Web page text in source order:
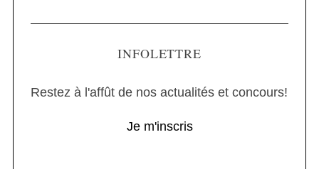
INFOLETTRE
Restez à l'affût de nos actualités et concours!
Je m'inscris